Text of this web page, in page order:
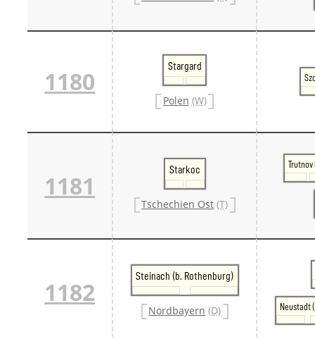
1180
Stargard
Polen (W)
1181
Starkoc
Tschechien Ost (T)
Trutnov
1182
Steinach (b. Rothenburg)
Nordbayern (D) Neustadt